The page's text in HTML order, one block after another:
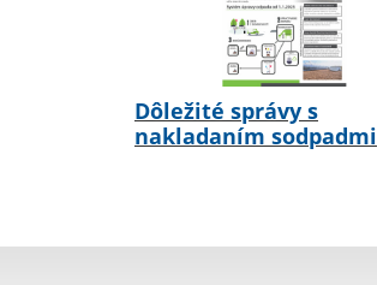
Dôležité správy s
nakladaním sodpadmi